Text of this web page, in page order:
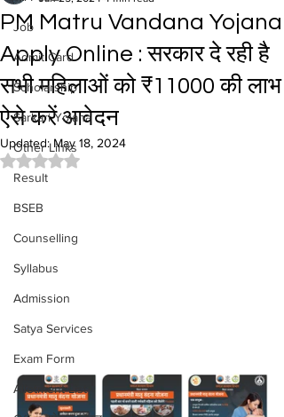
Job
Admit Card
Scholarship
Sarkari Yojana
Other Links
Result
BSEB
Counselling
Syllabus
Admission
Satya Services
Exam Form
Allotment List
PM Matru Vandana Yojana
Apply Online : सरकार दे रही है
सभी महिलाओं को ₹11000 की लाभ
ऐसे करें आवेदन
Updated:May 18, 2024
Rated NaN out of 5 stars.